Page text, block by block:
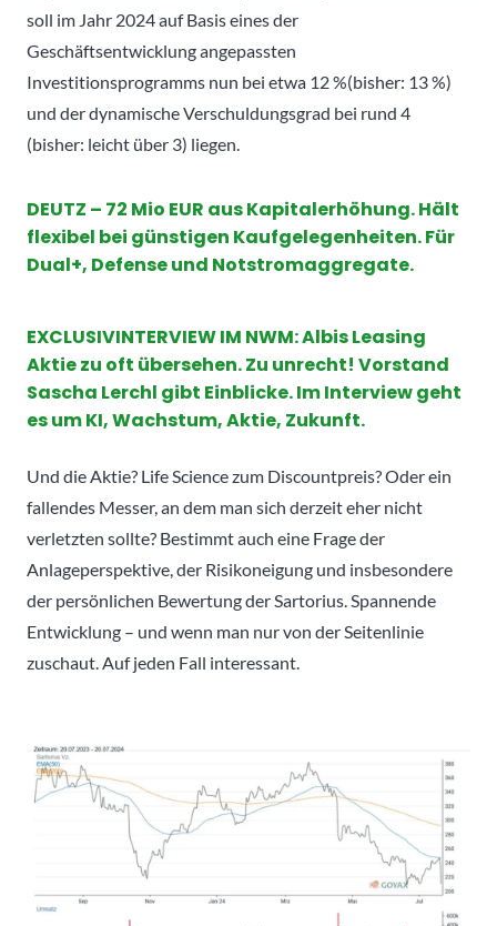
soll im Jahr 2024 auf Basis eines der
Geschäftsentwicklung angepassten
Investitionsprogramms nun bei etwa 12 %(bisher: 13 %)
und der dynamische Verschuldungsgrad bei rund 4
(bisher: leicht über 3) liegen.
DEUTZ – 72 Mio EUR aus Kapitalerhöhung. Hält
flexibel bei günstigen Kaufgelegenheiten. Für
Dual+, Defense und Notstromaggregate.
EXCLUSIVINTERVIEW IM NWM: Albis Leasing
Aktie zu oft übersehen. Zu unrecht! Vorstand
Sascha Lerchl gibt Einblicke. Im Interview geht
es um KI, Wachstum, Aktie, Zukunft.
Und die Aktie? Life Science zum Discountpreis? Oder ein
fallendes Messer, an dem man sich derzeit eher nicht
verletzten sollte? Bestimmt auch eine Frage der
Anlageperspektive, der Risikoneigung und insbesondere
der persönlichen Bewertung der Sartorius. Spannende
Entwicklung – und wenn man nur von der Seitenlinie
zuschaut. Auf jeden Fall interessant.